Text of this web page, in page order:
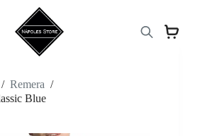
/ Remera /
Blue